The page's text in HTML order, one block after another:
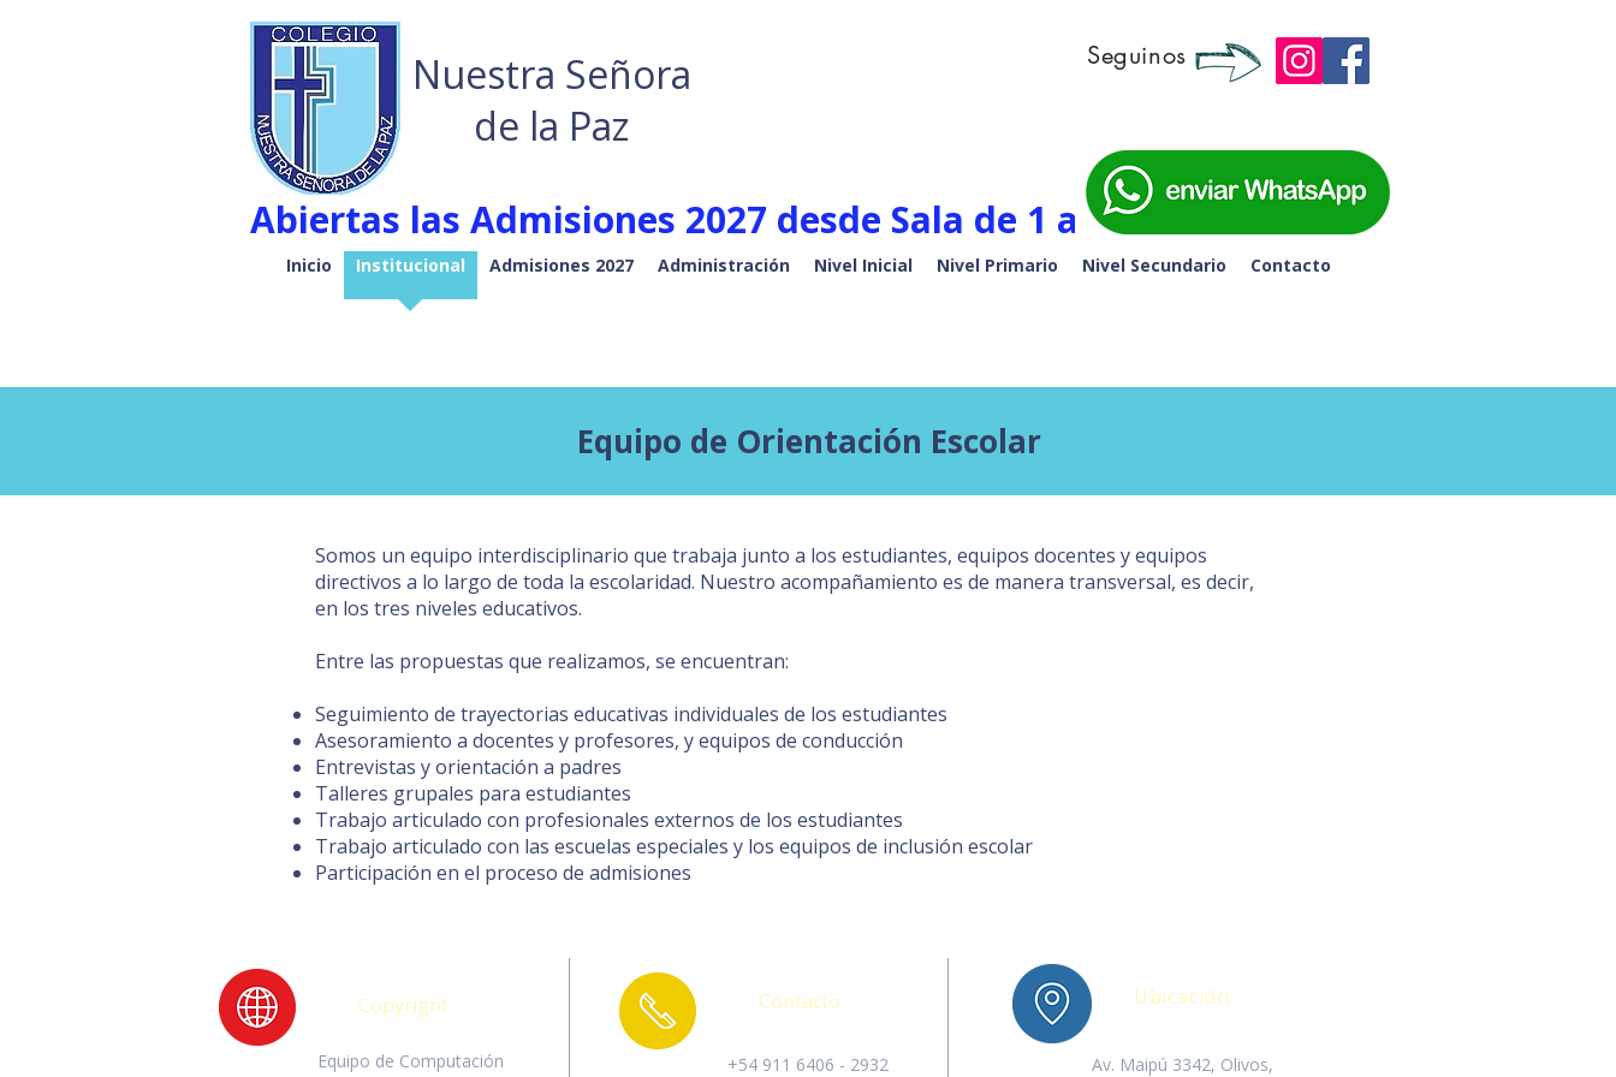
Inicio Institucional Admisiones 2027 Administración Nivel Inicial Nivel Primario Nivel Secundario Contacto
Equipo de Orientación Escolar
Somos un equipo interdisciplinario que trabaja junto a los estudiantes, equipos docentes y equipos
directivos a lo largo de toda la escolaridad. Nuestro acompañamiento es de manera transversal, es decir,
en los tres niveles educativos.
Entre las propuestas que realizamos, se encuentran:
Seguimiento de trayectorias educativas individuales de los estudiantes
Asesoramiento a docentes y profesores, y equipos de conducción
Entrevistas y orientación a padres
Talleres grupales para estudiantes
Trabajo articulado con profesionales externos de los estudiantes
Trabajo articulado con las escuelas especiales y los equipos de inclusión escolar
Participación en el proceso de admisiones
Nuestra Señora
de la Paz
Seguinos
Abiertas las Admisiones 2027 desde Sala de 1 a 6to de Secundaria -
Copyright
Equipo de Computación
Contacto
+54 911 6406 - 2932
Ubicación
Av. Maipú 3342, Olivos,